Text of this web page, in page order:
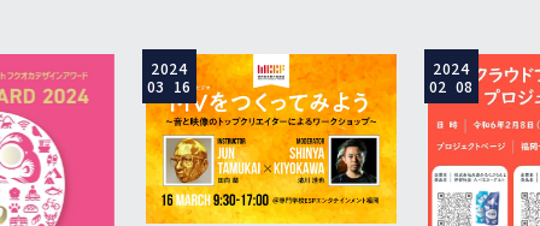
2024
03 16
2024
02 08